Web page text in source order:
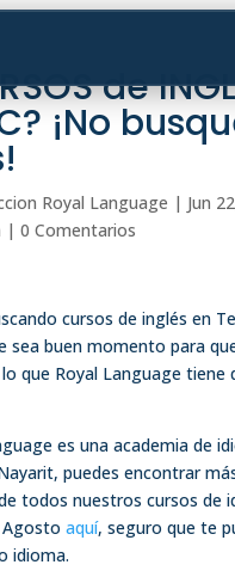
de
¡No
Royal Language | Jun
| 0 Comentarios
cursos de inglés en
sea buen momento para
que Royal Language tiene
es una academia de
puedes encontrar
todos nuestros cursos de
Agosto aquí, seguro que te
idioma.